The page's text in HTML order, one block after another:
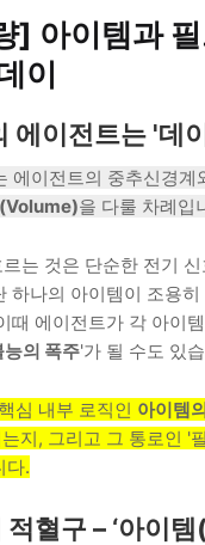
] 아이템과
이
에이전트는 '데
에이전트의 중추신경
을 다룰 차례입
는 것은 단순한 전기
하나의 아이템이 조용
때 에이전트가 각 아이
의 폭주'가 될 수도 있
심 내부 로직인 아이템
지, 그리고 그 통로인 '
다.
혈구 – ‘아이